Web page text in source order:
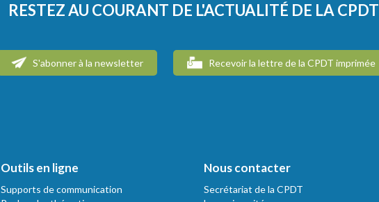
RESTEZ AU COURANT DE L'ACTUALITÉ DE LA CPDT
S'abonner à la newsletter Recevoir la lettre de la CPDT imprimée
Outils en ligne
Supports de communication
Nous contacter
Secrétariat de la CPDT